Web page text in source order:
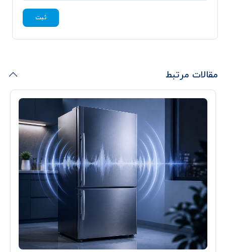
ثبت
مقالات مرتبط